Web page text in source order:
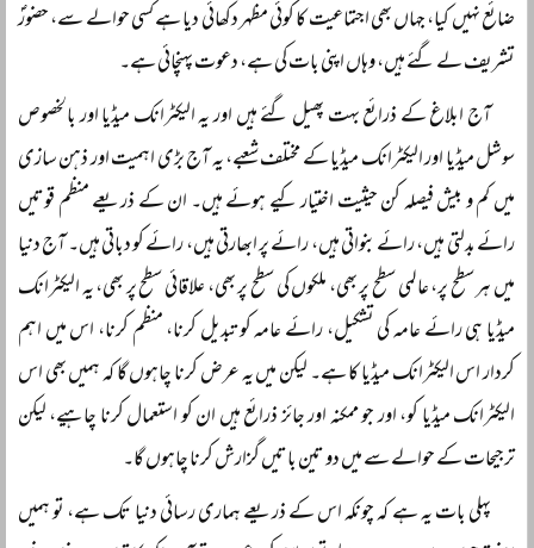
ضائع نہیں کیا، جہاں بھی اجتماعیت کا کوئی مظہر دکھائی دیا ہے کسی حوالے سے، حضورؐ
تشریف لے گئے ہیں، وہاں اپنی بات کی ہے، دعوت پہنچائی ہے۔
آج ابلاغ کے ذرائع بہت پھیل گئے ہیں اور یہ الیکٹرانک میڈیا اور بالخصوص
سوشل میڈیا اور الیکٹرانک میڈیا کے مختلف شعبے، یہ آج بڑی اہمیت اور ذہن سازی
میں کم و بیش فیصلہ کن حیثیت اختیار کیے ہوئے ہیں۔ ان کے ذریعے منظم قوتیں
رائے بدلتی ہیں، رائے بنواتی ہیں، رائے پر ابھارتی ہیں، رائے کو دباتی ہیں۔ آج دنیا
میں ہر سطح پر، عالمی سطح پر بھی، ملکوں کی سطح پر بھی، علاقائی سطح پر بھی، یہ الیکٹرانک
میڈیا ہی رائے عامہ کی تشکیل، رائے عامہ کو تبدیل کرنا، منظم کرنا، اس میں اہم
کردار اس الیکٹرانک میڈیا کا ہے۔ لیکن میں یہ عرض کرنا چاہوں گا کہ ہمیں بھی اس
الیکٹرانک میڈیا کو، اور جو ممکنہ اور جائز ذرائع ہیں ان کو استعمال کرنا چاہیے، لیکن
ترجیحات کے حوالے سے میں دو تین باتیں گزارش کرنا چاہوں گا۔
پہلی بات یہ ہے کہ چونکہ اس کے ذریعے ہماری رسائی دنیا تک ہے، تو ہمیں